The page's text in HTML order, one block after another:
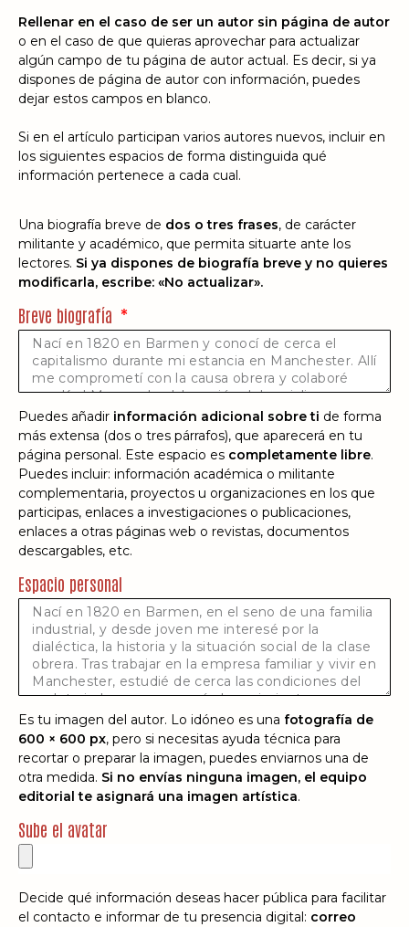
Rellenar en el caso de ser un autor sin página de autor
o en el caso de que quieras aprovechar para actualizar
algún campo de tu página de autor actual. Es decir, si ya
dispones de página de autor con información, puedes
dejar estos campos en blanco.
Si en el artículo participan varios autores nuevos, incluir en
los siguientes espacios de forma distinguida qué
información pertenece a cada cual.
Una biografía breve de dos o tres frases, de carácter
militante y académico, que permita situarte ante los
lectores. Si ya dispones de biografía breve y no quieres
modificarla, escribe: «No actualizar».
Breve biografía
Puedes añadir información adicional sobre ti de forma
más extensa (dos o tres párrafos), que aparecerá en tu
página personal. Este espacio es completamente libre.
Puedes incluir: información académica o militante
complementaria, proyectos u organizaciones en los que
participas, enlaces a investigaciones o publicaciones,
enlaces a otras páginas web o revistas, documentos
descargables, etc.
Espacio personal
Es tu imagen del autor. Lo idóneo es una fotografía de
600 × 600 px, pero si necesitas ayuda técnica para
recortar o preparar la imagen, puedes enviarnos una de
otra medida. Si no envías ninguna imagen, el equipo
editorial te asignará una imagen artística.
Sube el avatar
Decide qué información deseas hacer pública para facilitar
el contacto e informar de tu presencia digital: correo